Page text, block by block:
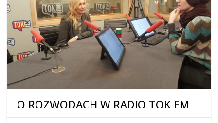
O ROZWODACH W RADIO TOK FM